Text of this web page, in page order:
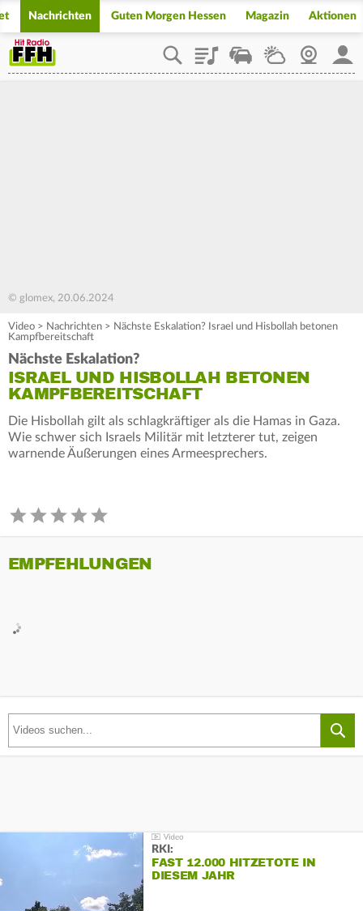
Nachrichten Guten Morgen Hessen Magazin Aktionen
PlaylistStaupilotWetterWebcam
© glomex, 20.06.2024
Video > Nachrichten > Nächste Eskalation? Israel und Hisbollah betonen
Kampfbereitschaft
Nächste Eskalation?
ISRAEL UND HISBOLLAH BETONEN
KAMPFBEREITSCHAFT
Die Hisbollah gilt als schlagkräftiger als die Hamas in Gaza.
Wie schwer sich Israels Militär mit letzterer tut, zeigen
warnende Äußerungen eines Armeesprechers.
EMPFEHLUNGEN
RKI:
FAST 12.000 HITZETOTE IN
DIESEM JAHR